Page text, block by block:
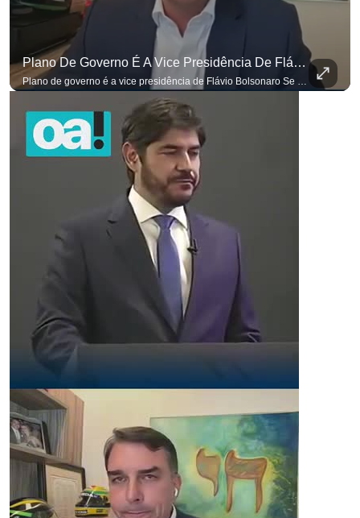
Plano De Governo É A Vice Presidência De Flávio Bolsonaro
Plano de governo é a vice presidência de Flávio Bolsonaro Se você busca informação com credibilidade, inscreva-se agora e ative o